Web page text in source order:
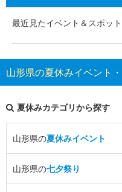
最近見たイベント＆スポッ
山形県の夏休みイベント
夏休みカテゴリから探す
山形県の夏休みイベント
山形県の七夕祭り